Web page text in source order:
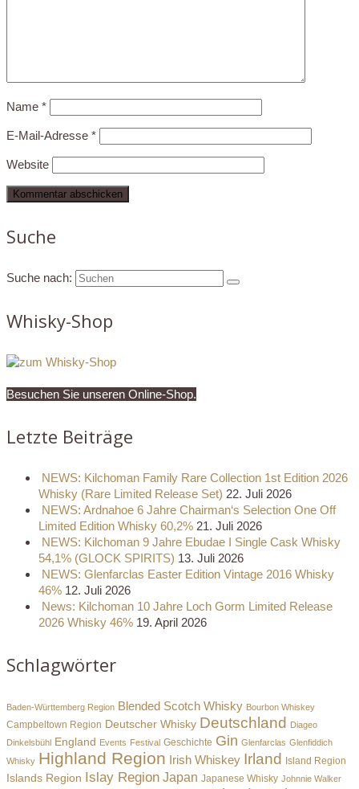
Name *
E-Mail-Adresse *
Website
Suche
Suche nach:
Whisky-Shop
Besuchen Sie unseren Online-Shop.
Letzte Beiträge
NEWS: Kilchoman Family Rare Collection 1st Edition 2026
Whisky (Rare Limited Release Set) 22. Juli 2026
NEWS: Ardnahoe 6 Jahre Chairman‘s Selection One Off
Limited Edition Whisky 60,2% 21. Juli 2026
NEWS: Kilchoman 9 Jahre Ebudae I Single Cask Whisky
54,1% (GLOCK SPIRITS) 13. Juli 2026
NEWS: Glenfarclas Easter Edition Vintage 2016 Whisky
46% 12. Juli 2026
News: Kilchoman 10 Jahre Loch Gorm Limited Release
2026 Whisky 46% 19. April 2026
Schlagwörter
Baden-Württemberg Region Blended Scotch Whisky Bourbon Whiskey
Campbeltown Region Deutscher Whisky Deutschland Diageo
Dinkelsbühl England Events Festival Geschichte Gin Glenfarclas Glenfiddich
Whisky Highland Region Irish Whiskey Irland Island Region
Islands Region Islay Region Japan Japanese Whisky Johnnie Walker